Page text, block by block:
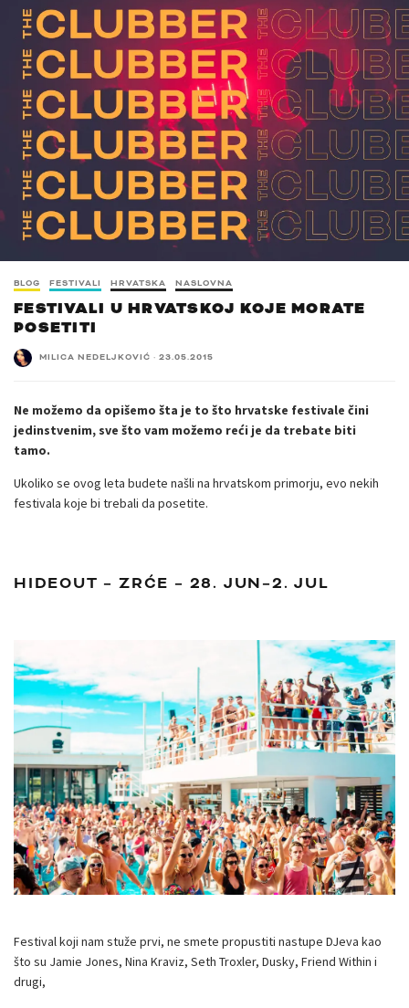
BLOG FESTIVALI HRVATSKA NASLOVNA
FESTIVALI U HRVATSKOJ KOJE MORATE
POSETITI
MILICA NEDELJKOVIĆ · 23.05.2015
Ne možemo da opišemo šta je to što hrvatske festivale čini
jedinstvenim, sve što vam možemo reći je da trebate biti
tamo.
Ukoliko se ovog leta budete našli na hrvatskom primorju, evo nekih
festivala koje bi trebali da posetite.
HIDEOUT – ZRĆE – 28. JUN–2. JUL
Festival koji nam stuže prvi, ne smete propustiti nastupe DJeva kao
što su Jamie Jones, Nina Kraviz, Seth Troxler, Dusky, Friend Within i
drugi,